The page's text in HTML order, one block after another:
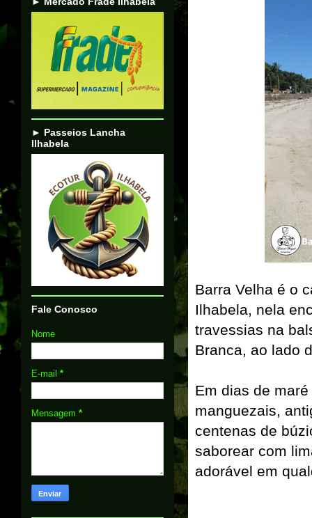
Barra Velha é o
Ilhabela, nela
travessias na
Branca, ao lado
Em dias de
manguezais,
centenas de
saborear com
adorável em
► Passeios Lancha
Ilhabela
Fale Conosco
Nome
E-mail *
Mensagem *